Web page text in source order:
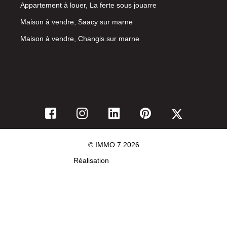
Appartement à louer, La ferte sous jouarre
Maison à vendre, Saacy sur marne
Maison à vendre, Changis sur marne
© IMMO 7 2026
Réalisation